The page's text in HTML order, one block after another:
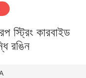
স্ট্রিং কারবাইড
রঙিন